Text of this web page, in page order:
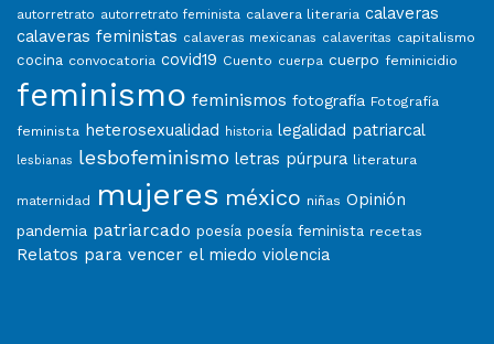
autorretrato autorretrato feminista calavera literaria calaveras
calaveras feministas calaveras mexicanas calaveritas capitalismo
cocina convocatoria covid19 Cuento cuerpa cuerpo feminicidio
feminismo feminismos fotografía Fotografía
feminista heterosexualidad historia legalidad patriarcal
lesbianas lesbofeminismo letras púrpura literatura
maternidad mujeres méxico niñas Opinión
pandemia patriarcado poesía poesía feminista recetas
Relatos para vencer el miedo violencia